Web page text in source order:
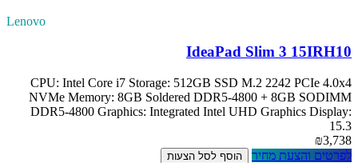
Lenovo
IdeaPad Slim 3 15IRH10
CPU: Intel Core i7 Storage: 512GB SSD M.2 2242 PCIe 4.0x4
NVMe Memory: 8GB Soldered DDR5-4800 + 8GB SODIMM
DDR5-4800 Graphics: Integrated Intel UHD Graphics Display:
15.3
₪3,738
לפרטים והצעת מחיר
הוסף לסל הצעות